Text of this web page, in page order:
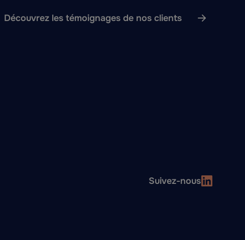
Découvrez les témoignages de nos clients
Suivez-nous